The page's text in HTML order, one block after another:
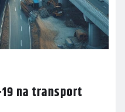
19 na transport